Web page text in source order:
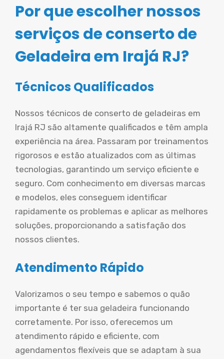
Por que escolher nossos
serviços de conserto de
Geladeira em Irajá RJ?
Técnicos Qualificados
Nossos técnicos de conserto de geladeiras em
Irajá RJ são altamente qualificados e têm ampla
experiência na área. Passaram por treinamentos
rigorosos e estão atualizados com as últimas
tecnologias, garantindo um serviço eficiente e
seguro. Com conhecimento em diversas marcas
e modelos, eles conseguem identificar
rapidamente os problemas e aplicar as melhores
soluções, proporcionando a satisfação dos
nossos clientes.
Atendimento Rápido
Valorizamos o seu tempo e sabemos o quão
importante é ter sua geladeira funcionando
corretamente. Por isso, oferecemos um
atendimento rápido e eficiente, com
agendamentos flexíveis que se adaptam à sua